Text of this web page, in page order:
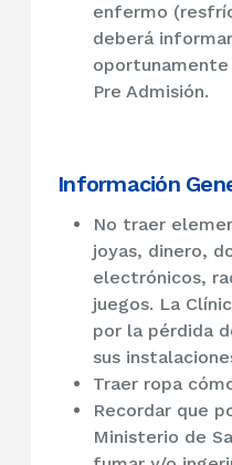
enfermo
deberá
Pre Admisión.
Información
No traer
joyas, dinero,
electrónicos,
juegos. La
por la pérdida
sus
Traer ropa
Recordar que
Ministerio de